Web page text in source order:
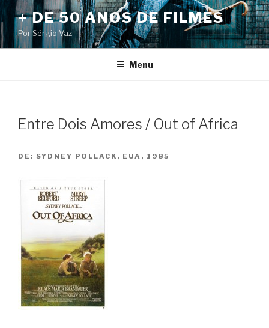
Pular
para
o
conteúdo
+ DE 50 ANOS DE FILMES
Por Sérgio Vaz
Menu
Entre Dois Amores / Out of Africa
DE: SYDNEY POLLACK, EUA, 1985